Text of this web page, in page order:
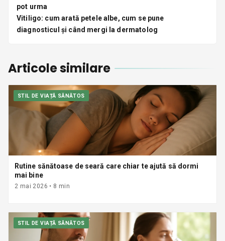
pot urma
Vitiligo: cum arată petele albe, cum se pune
diagnosticul și când mergi la dermatolog
Articole similare
STIL DE VIAȚĂ SĂNĂTOS
Rutine sănătoase de seară care chiar te ajută să dormi
mai bine
2 mai 2026 • 8 min
STIL DE VIAȚĂ SĂNĂTOS